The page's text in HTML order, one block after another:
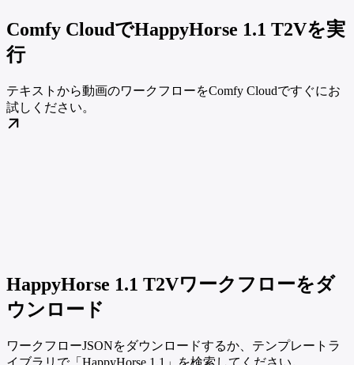
Comfy CloudでHappyHorse 1.1 T2Vを実
行
テキストから動画のワークフローをComfy Cloudですぐにお
試しください。
HappyHorse 1.1 T2Vワークフローをダ
ウンロード
ワークフローJSONをダウンロードするか、テンプレートラ
イブラリで「HappyHorse 1.1」を検索してください。